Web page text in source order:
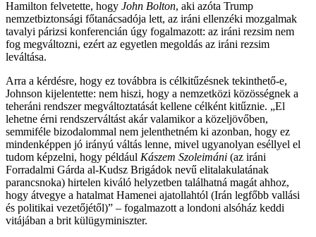
Hamilton felvetette, hogy John Bolton, aki azóta Trump
nemzetbiztonsági főtanácsadója lett, az iráni ellenzéki mozgalmak
tavalyi párizsi konferencián úgy fogalmazott: az iráni rezsim nem
fog megváltozni, ezért az egyetlen megoldás az iráni rezsim
leváltása.
Arra a kérdésre, hogy ez továbbra is célkitűzésnek tekinthető-e,
Johnson kijelentette: nem hiszi, hogy a nemzetközi közösségnek a
teheráni rendszer megváltoztatását kellene célként kitűznie. „El
lehetne érni rendszerváltást akár valamikor a közeljövőben,
semmiféle bizodalommal nem jelenthetném ki azonban, hogy ez
mindenképpen jó irányú váltás lenne, mivel ugyanolyan eséllyel el
tudom képzelni, hogy például Kászem Szoleimáni (az iráni
Forradalmi Gárda al-Kudsz Brigádok nevű elitalakulatának
parancsnoka) hirtelen kiváló helyzetben találhatná magát ahhoz,
hogy átvegye a hatalmat Hamenei ajatollahtól (Irán legfőbb vallási
és politikai vezetőjétől)” – fogalmazott a londoni alsóház keddi
vitájában a brit külügyminiszter.